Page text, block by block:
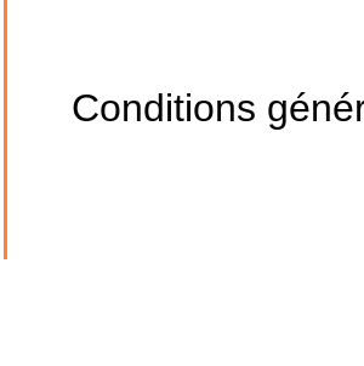
Conditions